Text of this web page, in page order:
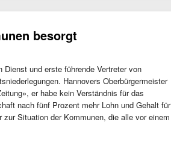
besorgt
und erste führende Vertreter von
Hannovers Oberbürgermeister
er habe kein Verständnis für das
nach fünf Prozent mehr Lohn und Gehalt für
Situation der Kommunen, die alle vor einem